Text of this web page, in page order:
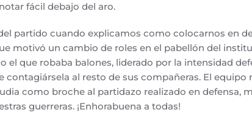
fácil debajo del aro.
partido cuando explicamos como colocarnos en
motivó un cambio de roles en el pabellón del
el que robaba balones, liderado por la intensidad
contagiársela al resto de sus compañeras. El equipo
como broche al partidazo realizado en defensa,
guerreras. ¡Enhorabuena a todas!